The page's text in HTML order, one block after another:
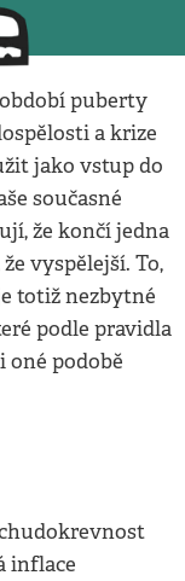
puberty
a krize
jako vstup do
současné
že končí jedna
vyspělejší. To,
totiž nezbytné
podle pravidla
oné podobě
inflace